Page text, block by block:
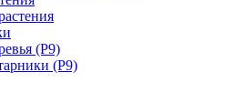
(Р9)
(Р9)